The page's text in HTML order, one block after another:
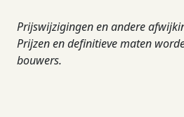
Prijswijzigingen en andere
Prijzen en definitieve maten
bouwers.